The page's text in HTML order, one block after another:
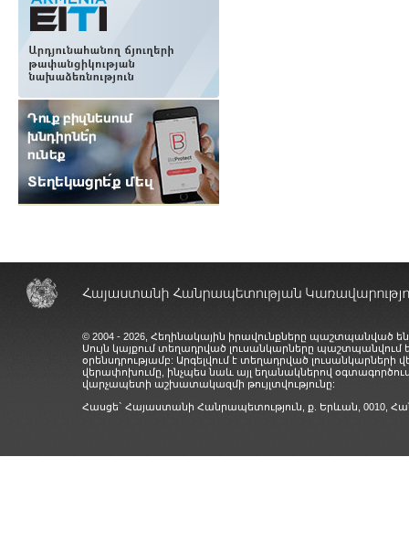
© 2004 - 2026, Հեղինակային իրավունքները պաշտպանված
Սույն կայքում տեղադրված լուսանկարները
օրենսդրությամբ: Արգելվում է տեղադրված
վերափոխումը, ինչպես նաև այլ եղանակներով
վարչապետի աշխատակազմի թույլտվությունը:
Հասցե` Հայաստանի Հանրապետություն, ք. Երևան, 0010,